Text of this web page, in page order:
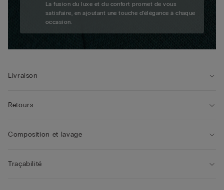
La fusion du luxe et du confort promet de vous
satisfaire, en ajoutant une touche d'élégance à chaque
occasion.
Livraison
Retours
Composition et lavage
Traçabilité